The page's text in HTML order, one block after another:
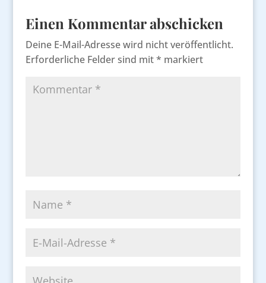
Einen Kommentar abschicken
Deine E-Mail-Adresse wird nicht veröffentlicht.
Erforderliche Felder sind mit* markiert